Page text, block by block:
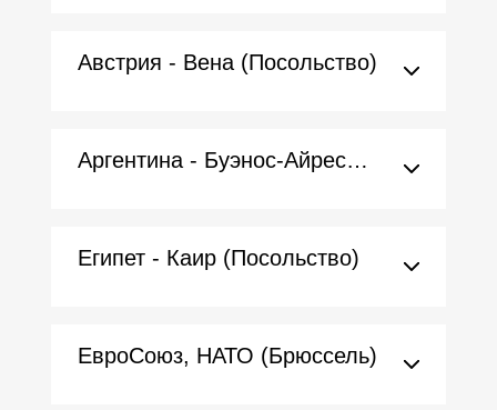
Австрия - Вена (Посольство)
Аргентина - Буэнос-Айрес (Посольство)
Египет - Каир (Посольство)
ЕвроСоюз, НАТО (Брюссель)